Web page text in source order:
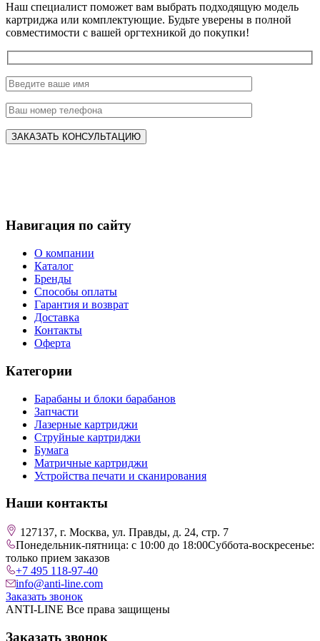
Наш специалист поможет вам выбрать подходящую модель
картриджа или комплектующие. Будьте уверены в полной
совместимости с вашей оргтехникой до покупки!
Навигация по сайту
О компании
Каталог
Бренды
Способы оплаты
Гарантия и возврат
Доставка
Контакты
Оферта
Категории
Барабаны и блоки барабанов
Запчасти
Лазерные картриджи
Струйные картриджи
Бумага
Матричные картриджи
Устройства печати и сканирования
Наши контакты
127137, г. Москва, ул. Правды, д. 24, стр. 7
Понедельник-пятница: с 10:00 до 18:00Суббота-воскресенье:
только прием заказов
+7 495 118-97-40
info@anti-line.com
Заказать звонок
ANTI-LINE Все права защищены
Заказать звонок